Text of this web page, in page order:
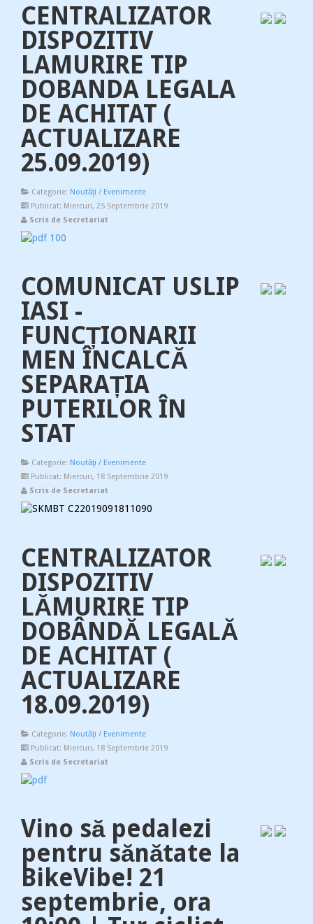
CENTRALIZATOR
DISPOZITIV
LAMURIRE TIP
DOBANDA LEGALA
DE ACHITAT (
ACTUALIZARE
25.09.2019)
Categorie: Noutăţi / Evenimente
Publicat: Miercuri, 25 Septembrie 2019
Scris de Secretariat
COMUNICAT USLIP
IASI -
FUNCȚIONARII
MEN ÎNCALCĂ
SEPARAȚIA
PUTERILOR ÎN
STAT
Categorie: Noutăţi / Evenimente
Publicat: Miercuri, 18 Septembrie 2019
Scris de Secretariat
CENTRALIZATOR
DISPOZITIV
LĂMURIRE TIP
DOBÂNDĂ LEGALĂ
DE ACHITAT (
ACTUALIZARE
18.09.2019)
Categorie: Noutăţi / Evenimente
Publicat: Miercuri, 18 Septembrie 2019
Scris de Secretariat
Vino să pedalezi
pentru sănătate la
BikeVibe! 21
septembrie, ora